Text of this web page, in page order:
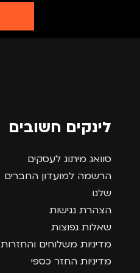
לינקים חשובים
סוואג מיתוג לעסקים
הרשמה למועדון החברים
שלנו
הצהרת נגישות
שאלות נפוצות
מדיניות משלוחים והחזרות
מדיניות החזר כספי